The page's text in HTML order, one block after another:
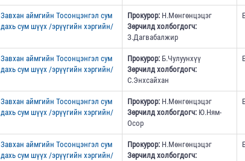
Завхан аймгийн Тосонцэнгэл сум
дахь сум шүүх /эрүүгийн хэргийн/
Прокурор:Н.Мөнгөнцэцэг
Зөрчилд холбогдогч:
З.Дагвабалжир
Завхан аймгийн Тосонцэнгэл сум
дахь сум шүүх /эрүүгийн хэргийн/
Прокурор:Б.Чулуунхүү
Зөрчилд холбогдогч:
С.Энхсайхан
Завхан аймгийн Тосонцэнгэл сум
дахь сум шүүх /эрүүгийн хэргийн/
Прокурор:Н.Мөнгөнцэцэг
Зөрчилд холбогдогч:Ю.Ням-
Осор
Завхан аймгийн Тосонцэнгэл сум
дахь сум шүүх /эрүүгийн хэргийн/
Прокурор:Н.Мөнгөнцэцэг
Зөрчилд холбогдогч: